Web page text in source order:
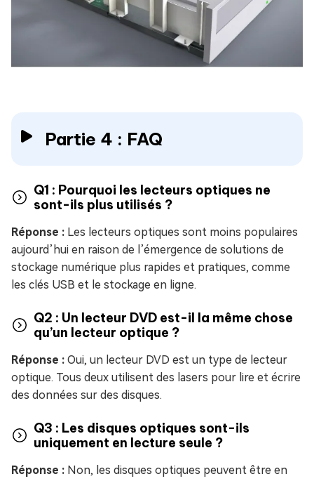
Partie 4 : FAQ
Q1 : Pourquoi les lecteurs optiques ne
sont-ils plus utilisés ?
Réponse : Les lecteurs optiques sont moins populaires
aujourd’hui en raison de l’émergence de solutions de
stockage numérique plus rapides et pratiques, comme
les clés USB et le stockage en ligne.
Q2 : Un lecteur DVD est-il la même chose
qu’un lecteur optique ?
Réponse : Oui, un lecteur DVD est un type de lecteur
optique. Tous deux utilisent des lasers pour lire et écrire
des données sur des disques.
Q3 : Les disques optiques sont-ils
uniquement en lecture seule ?
Réponse : Non, les disques optiques peuvent être en